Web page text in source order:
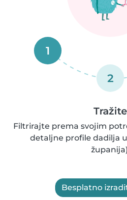
1
2
Tražite
Filtrirajte prema svojim
detaljne profile dadilja
Besplatno